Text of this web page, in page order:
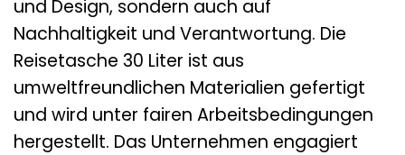
und Design, sondern auch auf
Nachhaltigkeit und Verantwortung. Die
Reisetasche 30 Liter ist aus
umweltfreundlichen Materialien gefertigt
und wird unter fairen Arbeitsbedingungen
hergestellt. Das Unternehmen engagiert